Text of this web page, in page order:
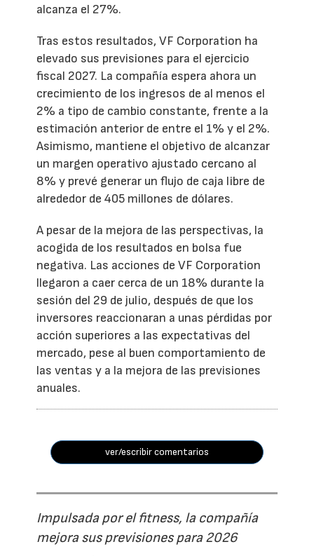
alcanza el 27%.
Tras estos resultados, VF Corporation ha
elevado sus previsiones para el ejercicio
fiscal 2027. La compañía espera ahora un
crecimiento de los ingresos de al menos el
2% a tipo de cambio constante, frente a la
estimación anterior de entre el 1% y el 2%.
Asimismo, mantiene el objetivo de alcanzar
un margen operativo ajustado cercano al
8% y prevé generar un flujo de caja libre de
alrededor de 405 millones de dólares.
A pesar de la mejora de las perspectivas, la
acogida de los resultados en bolsa fue
negativa. Las acciones de VF Corporation
llegaron a caer cerca de un 18% durante la
sesión del 29 de julio, después de que los
inversores reaccionaran a unas pérdidas por
acción superiores a las expectativas del
mercado, pese al buen comportamiento de
las ventas y a la mejora de las previsiones
anuales.
ver/escribir comentarios
Impulsada por el fitness, la compañía
mejora sus previsiones para 2026